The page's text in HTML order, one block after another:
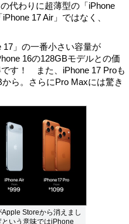
代わりに超薄型の「iPhone
17 Air」ではなく、
」の一番小さい容量が
16の128GBモデルとの価
す！ また、iPhone 17 Proも
ら。さらにPro Maxには驚き
Storeから消えまし
いう意味ではiPhone